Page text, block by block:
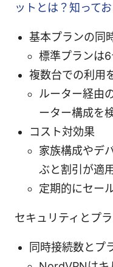
ットとは？知って
基本プランの同
標準プランは
複数台での利用
ルーター経由
ーター構成を
コスト対効果
家族構成やデ
ぶと割引が適
定期的にセー
セキュリティとプ
同時接続数とプ